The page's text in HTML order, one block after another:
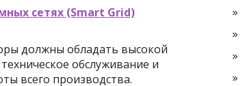
сетях (Smart Grid)
должны обладать высокой
обслуживание и
всего производства.